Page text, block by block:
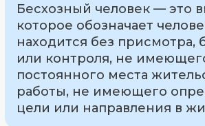
Бесхозный человек — это
которое обозначает
находится без присмотра,
или контроля, не
постоянного места
работы, не имеющего
цели или направления в